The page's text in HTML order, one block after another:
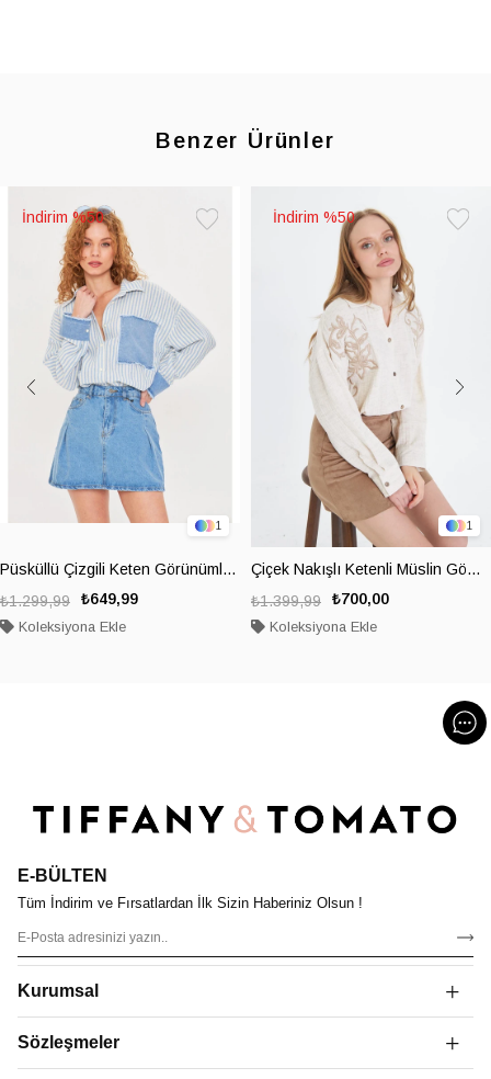
Benzer Ürünler
1
Püsküllü Çizgili Keten Görünümlü Gömlek
₺649,99
₺1.299,99
Koleksiyona Ekle
%50
1
Çiçek Nakışlı Ketenli Müslin Gömlek
₺700,00
₺1.399,99
Koleksiyona Ekle
%50
E-BÜLTEN
Tüm İndirim ve Fırsatlardan İlk Sizin Haberiniz Olsun !
Kurumsal
Sözleşmeler